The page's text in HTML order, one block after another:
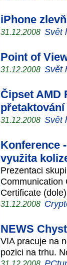
iPhone
31.12.2008 Svět
Point of
31.12.2008 Svět
Čipset AMD
přetaktování
31.12.2008 Svět
Konference
využita
Prezentaci
Communication
Certificate
31.12.2008
NEWS
VIA pracuje na
pozici na trhu.